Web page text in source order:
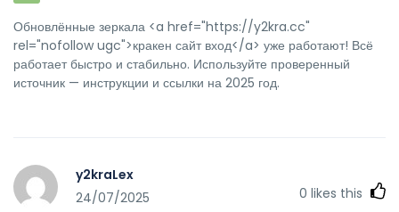
Обновлённые зеркала <a href="https://y2kra.cc"
rel="nofollow ugc">кракен сайт вход</a> уже работают! Всё
работает быстро и стабильно. Используйте проверенный
источник — инструкции и ссылки на 2025 год.
y2kraLex
24/07/2025
0 likes this